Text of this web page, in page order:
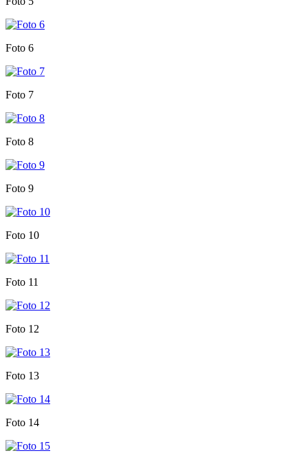
Foto 6
Foto 7
Foto 8
Foto 9
Foto 10
Foto 11
Foto 12
Foto 13
Foto 14